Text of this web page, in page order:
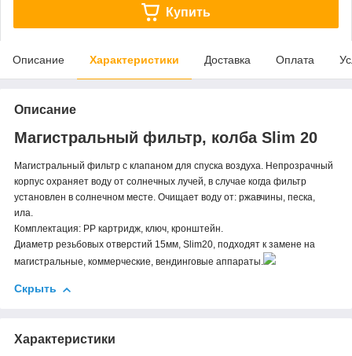
Купить
Описание Характеристики Доставка Оплата
Описание
Магистральный фильтр, колба Slim 20
Магистральный фильтр с клапаном для спуска воздуха. Непрозрачный
корпус охраняет воду от солнечных лучей, в случае когда фильтр
установлен в солнечном месте. Очищает воду от: ржавчины, песка,
ила.
Комплектация: РР картридж, ключ, кронштейн.
Диаметр резьбовых отверстий 15мм, Slim20, подходят к замене на
магистральные, коммерческие, вендинговые аппараты.
Скрыть
Характеристики